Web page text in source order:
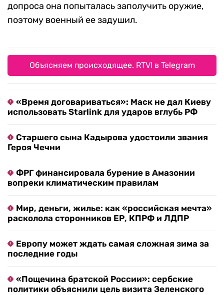
допроса она попыталась заполучить оружие,
поэтому военный ее задушил.
Объясняем происходящее. RTVI в Telegram
«Время договариваться»: Маск не дал Киеву
использовать Starlink для ударов вглубь РФ
Старшего сына Кадырова удостоили звания
Героя Чечни
ФРГ финансировала бурение в Амазонии
вопреки климатическим правилам
Мир, деньги, жилье: как «российская мечта»
расколола сторонников ЕР, КПРФ и ЛДПР
Европу может ждать самая сложная зима за
последние годы
«Пощечина братской России»: сербские
политики объяснили цель визита Зеленского